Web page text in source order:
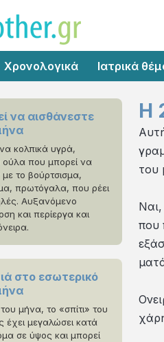
Χρονολογικά Ιατρικά
να αισθάνεστε
κολπικά υγρά,
ούλα που μπορεί να
το βούρτσισμα,
πρωτόγαλα, που ρέει
Αυξανόμενο
και περίεργα και
στο εσωτερικό
μήνα, το «σπίτι» του
μεγαλώσει κατά
σε ύψος και μπορεί
Η
του
που